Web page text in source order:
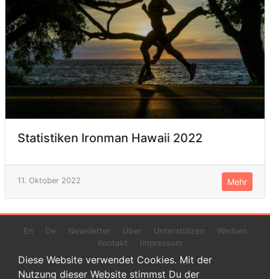
Statistiken Ironman Hawaii 2022
11. Oktober 2022 Mehr
En De Newsletter Über Unterstützen
Werben
Kontakt
Impressum
Diese Website verwendet Cookies. Mit der
Nutzung dieser Website stimmst Du der